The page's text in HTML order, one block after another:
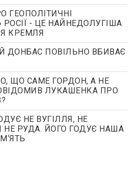
ГЕОПОЛІТИЧНІ
РОСІЇ - ЦЕ НАЙНЕДОЛУГІША
КРЕМЛЯ
ДОНБАС ПОВІЛЬНО ВБИВАЄ
ЩО САМЕ ГОРДОН, А НЕ
ЛУКАШЕНКА ПРО
НЕ ВУГІЛЛЯ, НЕ
НЕ РУДА. ЙОГО ГОДУЄ НАША